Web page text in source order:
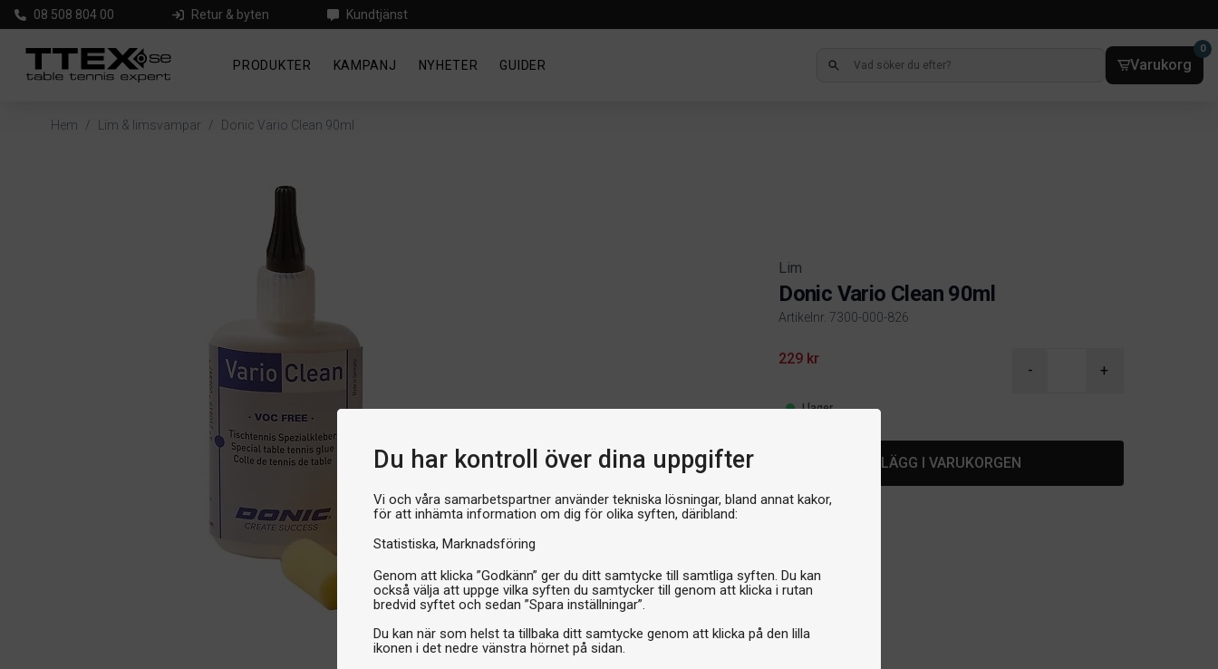
Du har kontroll över dina uppgifter
Vi och våra samarbetspartner använder tekniska lösningar, bland annat kakor,
för att inhämta information om dig för olika syften, däribland:
Statistiska Marknadsföring
Genom att klicka ”Godkänn” ger du ditt samtycke till samtliga syften. Du kan
också välja att uppge vilka syften du samtycker till genom att klicka i rutan
bredvid syftet och sedan ”Spara inställningar”.
Du kan när som helst ta tillbaka ditt samtycke genom att klicka på den lilla
ikonen i det nedre vänstra hörnet på sidan.
08 508 804 00 Retur & byten Kundtjänst
PRODUKTER KAMPANJ NYHETER GUIDER Varukorg
0
Hem / Lim & limsvampar / Donic Vario Clean 90ml
Lim
Donic Vario Clean 90ml
Artikelnr. 7300-000-826
Product information
229 kr
- +
I lager
LÄGG I VARUKORGEN